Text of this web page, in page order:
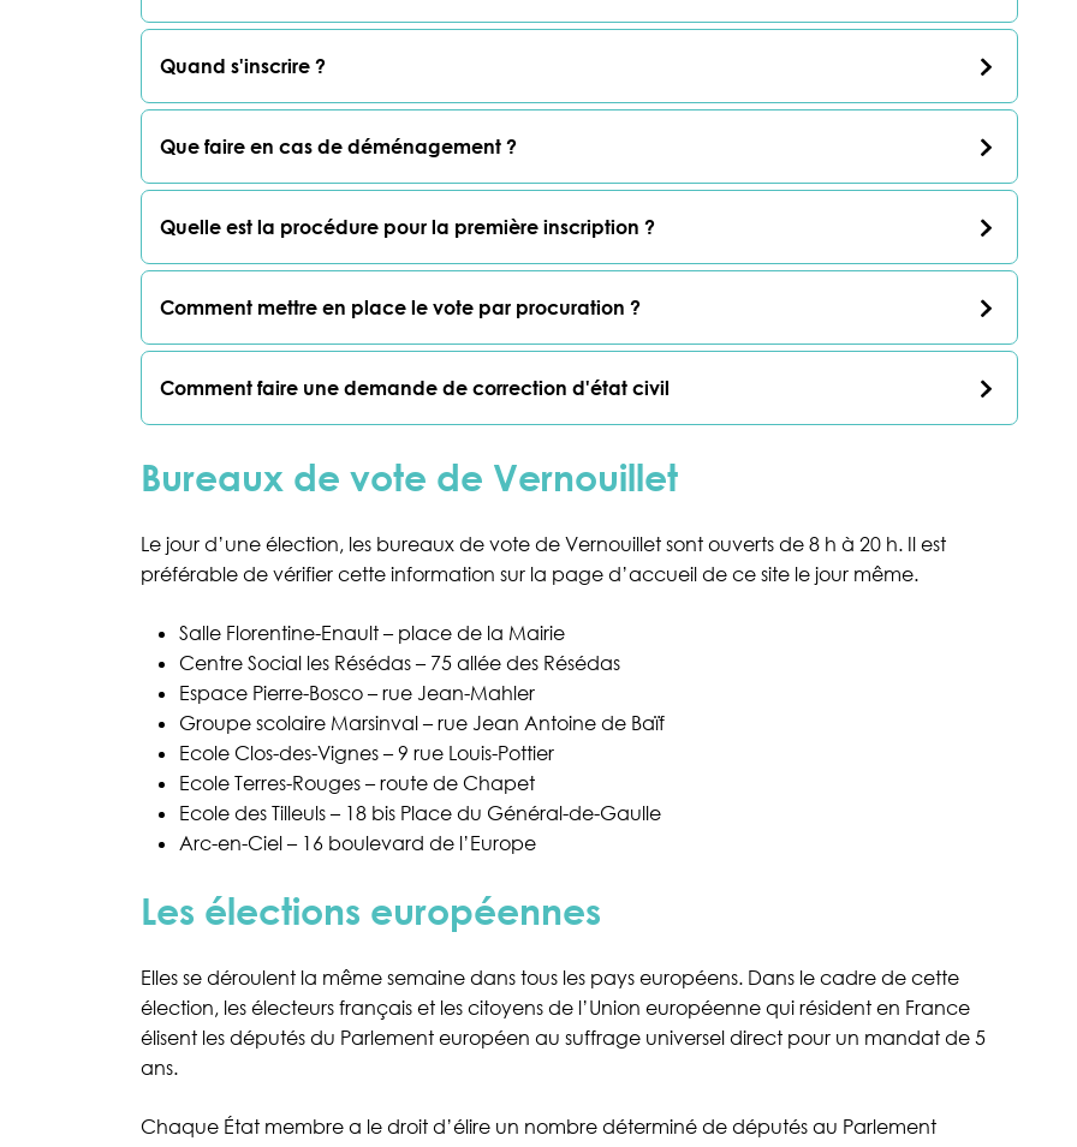
Quand s'inscrire ?
Que faire en cas de déménagement ?
Quelle est la procédure pour la première inscription ?
Comment mettre en place le vote par procuration ?
Comment faire une demande de correction d'état civil
Bureaux de vote de Vernouillet
Le jour d’une élection, les bureaux de vote de Vernouillet sont ouverts de 8 h à 20 h. Il est
préférable de vérifier cette information sur la page d’accueil de ce site le jour même.
Salle Florentine-Enault – place de la Mairie
Centre Social les Résédas – 75 allée des Résédas
Espace Pierre-Bosco – rue Jean-Mahler
Groupe scolaire Marsinval – rue Jean Antoine de Baïf
Ecole Clos-des-Vignes – 9 rue Louis-Pottier
Ecole Terres-Rouges – route de Chapet
Ecole des Tilleuls – 18 bis Place du Général-de-Gaulle
Arc-en-Ciel – 16 boulevard de l’Europe
Les élections européennes
Elles se déroulent la même semaine dans tous les pays européens. Dans le cadre de cette
élection, les électeurs français et les citoyens de l’Union européenne qui résident en France
élisent les députés du Parlement européen au suffrage universel direct pour un mandat de 5
ans.
Chaque État membre a le droit d’élire un nombre déterminé de députés au Parlement